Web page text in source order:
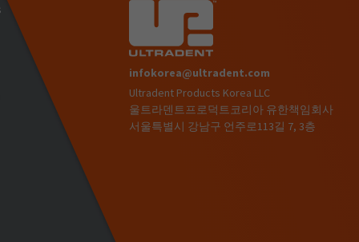
infokorea@ultradent.com
Ultradent Products Korea LLC
울트라덴트프로덕트코리아 유한책임회사
서울특별시 강남구 언주로113길 7, 3층